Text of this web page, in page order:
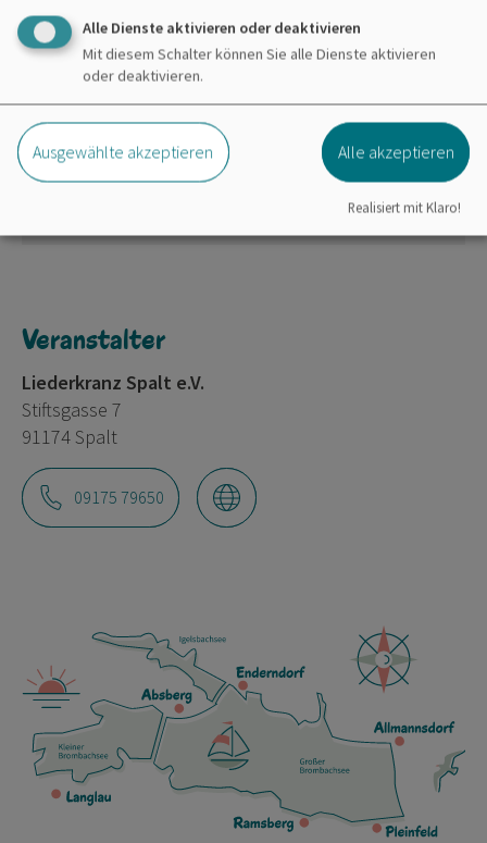
Ja Immer
St. Emmeram Kirche
Veranstalter
Liederkranz Spalt e.V.
Stiftsgasse 7
91174 Spalt
09175 79650
Alle Dienste aktivieren oder deaktivieren
Mit diesem Schalter können Sie alle Dienste aktivieren
oder deaktivieren.
Ausgewählte akzeptieren Alle akzeptieren
Realisiert mit Klaro!